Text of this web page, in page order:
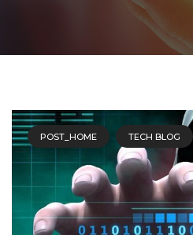
POST_HOME TECH BLOG